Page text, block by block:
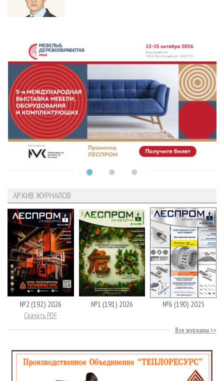
АРХИВ ЖУРНАЛОВ
№2 (192) 2026
Скачать PDF
№1 (191) 2026 №6 (190) 2025
Все журналы